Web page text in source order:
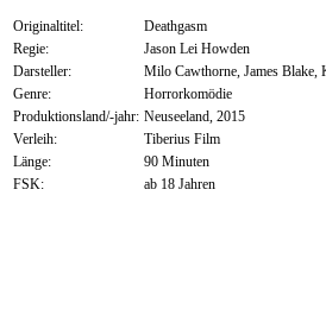
Originaltitel:
Deathgasm
Regie:
Jason Lei Howden
Darsteller:
Milo Cawthorne, James Blake,
Genre:
Horrorkomödie
Produktionsland/-jahr: Neuseeland, 2015
Verleih:
Tiberius Film
Länge:
90 Minuten
FSK:
ab 18 Jahren